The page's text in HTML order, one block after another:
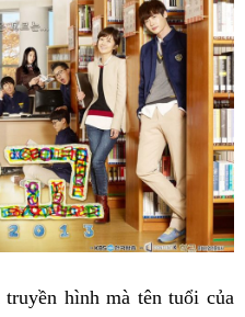
hình mà tên tuổi của